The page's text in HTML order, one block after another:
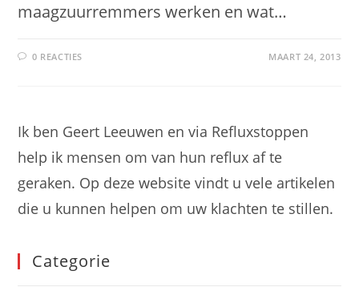
maagzuurremmers werken en wat…
0 REACTIES MAART 24, 2013
Ik ben Geert Leeuwen en via Refluxstoppen
help ik mensen om van hun reflux af te
geraken. Op deze website vindt u vele artikelen
die u kunnen helpen om uw klachten te stillen.
Categorie